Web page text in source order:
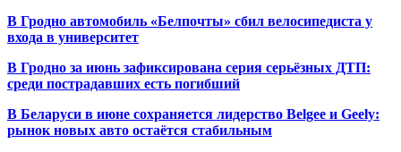
В Гродно автомобиль «Белпочты» сбил велосипедиста у
входа в университет
В Гродно за июнь зафиксирована серия серьёзных ДТП:
среди пострадавших есть погибший
В Беларуси в июне сохраняется лидерство Belgee и Geely:
рынок новых авто остаётся стабильным